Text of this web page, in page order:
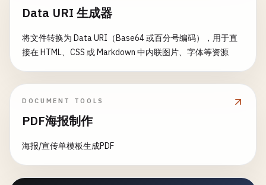
Data URI 生成器
将文件转换为 Data URI（Base64 或百分号编码），用于直
接在 HTML、CSS 或 Markdown 中内联图片、字体等资源
DOCUMENT TOOLS
PDF海报制作
海报/宣传单模板生成PDF